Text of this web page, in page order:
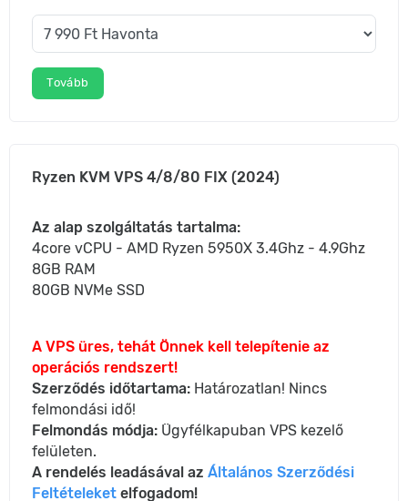
Tovább
Ryzen KVM VPS 4/8/80 FIX (2024)
Az alap szolgáltatás tartalma:
4core vCPU - AMD Ryzen 5950X 3.4Ghz - 4.9Ghz
8GB RAM
80GB NVMe SSD
A VPS üres, tehát Önnek kell telepítenie az
operációs rendszert!
Szerződés időtartama: Határozatlan! Nincs
felmondási idő!
Felmondás módja: Ügyfélkapuban VPS kezelő
felületen.
A rendelés leadásával azÁltalános Szerződési
Feltételeket elfogadom!